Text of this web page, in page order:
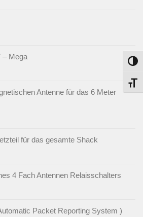
– Mega
Antenne für das 6 Meter
für das gesamte Shack
4 Fach Antennen Relaisschalters
Packet Reporting System )